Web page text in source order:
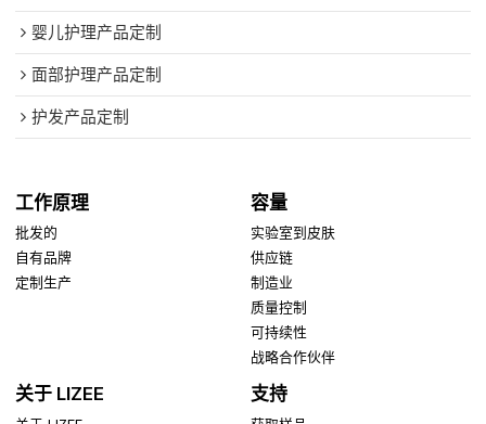
婴儿护理产品定制
面部护理产品定制
护发产品定制
工作原理
批发的
自有品牌
定制生产
容量
实验室到皮肤
供应链
制造业
质量控制
可持续性
战略合作伙伴
关于 LIZEE 支持